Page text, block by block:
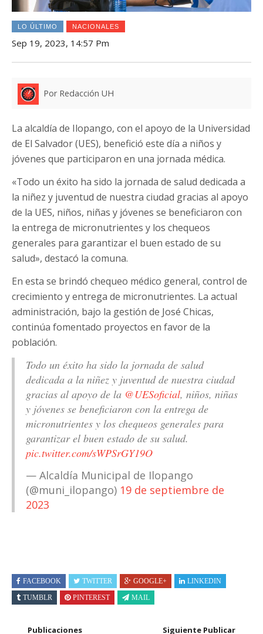
LO ÚLTIMO NACIONALES
Sep 19, 2023, 14:57 Pm
Por Redacción UH
La alcaldía de Ilopango, con el apoyo de la Universidad
de El Salvador (UES), benefició este día a niños y
jóvenes que participaron en una jornada médica.
«Todo un éxito ha sido la jornada de salud dedicada a
la niñez y juventud de nuestra ciudad gracias al apoyo
de la UES, niños, niñas y jóvenes se beneficiaron con
la entrega de micronutrientes y los chequeos
generales para garantizar el buen estado de su
salud», destacó la comuna.
En esta se brindó chequeo médico general, control de
crecimiento y entrega de micronutrientes. La actual
administración, bajo la gestión de José Chicas,
continúa fomentado proyectos en favor de la
población.
Todo un éxito ha sido la jornada de salud
dedicada a la niñez y juventud de nuestra ciudad
gracias al apoyo de la @UESoficial, niños, niñas
y jóvenes se beneficiaron con la entrega de
micronutrientes y los chequeos generales para
garantizar el buen estado de su salud.
pic.twitter.com/sWPSrGY19O
— Alcaldía Municipal de Ilopango
(@muni_ilopango) 19 de septiembre de
2023
FACEBOOK TWITTER GOOGLE+
LINKEDIN
TUMBLR
PINTEREST MAIL
Publicaciones
Siguiente Publicar